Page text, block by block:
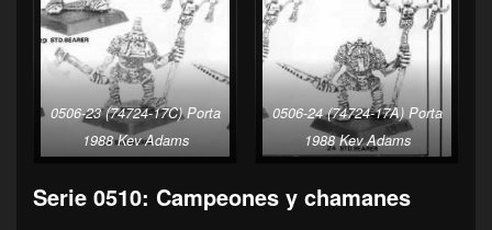
0506-23 (74724-17C) Porta
1988 Kev Adams
0506-24 (74724-17A) Porta
1988 Kev Adams
Serie 0510: Campeones y chamanes